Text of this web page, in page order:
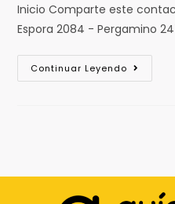
Inicio Comparte este
Espora 2084 - Pergamino
Continuar Leyendo